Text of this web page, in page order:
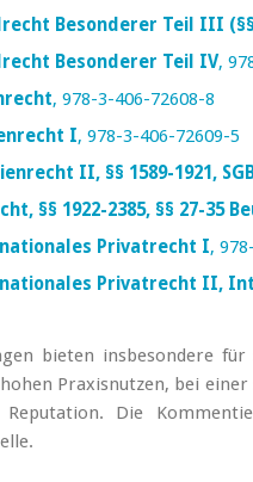
Besonderer Teil III (§§
Besonderer Teil IV,
, 978-3-406-72608-8
I, 978-3-406-72609-5
II, §§ 1589-1921,
§§ 1922-2385, §§ 27-35
Privatrecht I,
Privatrecht II,
bieten insbesondere
Praxisnutzen, bei
Reputation. Die